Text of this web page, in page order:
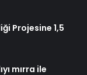
Projesine 1,5
mırra ile